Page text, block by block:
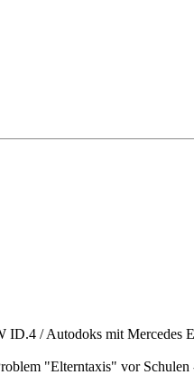
/ Autodoks mit Mercedes
"Elterntaxis" vor